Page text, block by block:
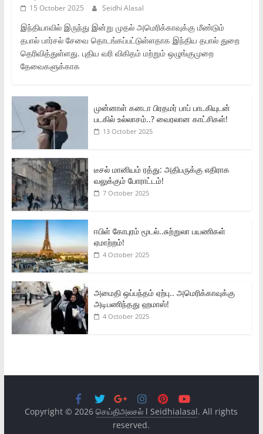
15 October 2025 Seidhi Alasal
இந்தியாவில் இருந்து இன்று முதல் அமெரிக்காவுக்கு மீண்டும்
தபால் பார்சல் சேவை தொடங்கப்பட்டுள்ளதாக இந்திய தபால் துறை
தெரிவித்துள்ளது. புதிய வரி விகிதம் மற்றும் ஒழுங்குமுறை
தேவைகளுக்காக
முன்னாள் கனடா பிரதமர் பாப் பாடகியுடன்
படகில் உல்லாசம்..? வைரலான காட்சிகள்!
13 October 2025
டீசல் மானியம் ரத்து: அதிபருக்கு எதிராக
வலுக்கும் போராட்டம்!
7 October 2025
ஈபிள் கோபுரம் மூடல்..சுற்றுலா பயணிகள்
ஏமாற்றம்!
4 October 2025
அமைதி ஒப்பந்தம் ஏற்பு.. அமெரிக்காவுக்கு
அடிபணிந்தது ஹமாஸ்!
4 October 2025
Copyright © 2026செய்திஅலசல் l Seidhialasal. All rights
reserved.